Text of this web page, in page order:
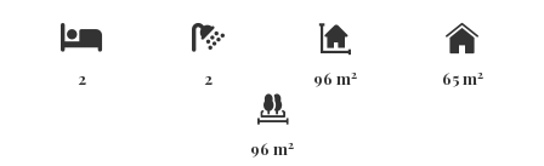
2 2 96 m2 65 m2
96 m2